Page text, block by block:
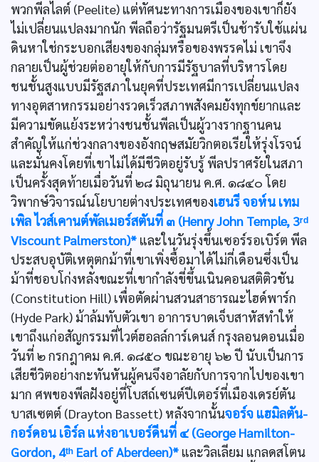
พวกพีลไลต์ (Peelite) แต่ทัศนะทางการเมืองของเขาก็ยัง
ไม่เปลี่ยนแปลงมากนัก พีลถือว่ารัฐมนตรีเป็นช้ารับใช้แผ่น
ดินหาใช่กระบอกเสียงของกลุ่มหรือของพรรคไม่ เขาจึง
กลายเป็นผู้ช่วยต่ออายุให้กับการมีรัฐบาลที่บริหารโดย
ชนชั้นสูงแบบมีรัฐสภาในยุคที่ประเทศมีการเปลี่ยนแปลง
ทางอุตสาหกรรมอย่างรวดเร็วสภาพสังคมยังทุกข์ยากและ
มีความขัดแย้งระหว่างชนชั้นพีลเป็นผู้วางรากฐานคน
สำคัญให้แก่ช่วงกลางของอังกฤษสมัยวิกตอเรียให้รุ่งโรจน์
และมั่นคงโดยที่เขาไม่ได้มีชีวิตอยู่รับรู้ พีลปราศรัยในสภา
เป็นครั้งสุดท้ายเมื่อวันที่ ๒๘ มิถุนายน ค.ศ. ๑๘๔๐ โดย
วิพากษ์วิจารณ์นโยบายต่างประเทศของเฮนรี จอห์น เทม
เพิล ไวส์เคานต์พัลเมอร์สตันที่ ๓ (Henry John Temple, 3ʳᵈ
Viscount Palmerston)* และในวันรุ่งขึ้นเซอร์รอเบิร์ต พีล
ประสบอุบัติเหตุตกม้าที่เขาเพิ่งซื้อมาได้ไม่กี่เดือนซึ่งเป็น
ม้าที่ชอบโก่งหลังขณะที่เขากำลังขี่ขึ้นเนินคอนสติติวชัน
(Constitution Hill) เพื่อตัดผ่านสวนสาธารณะไฮด์พาร์ก
(Hyde Park) ม้าล้มทับตัวเขา อาการบาดเจ็บสาหัสทำให้
เขาถึงแก่อสัญกรรมที่ไวต์ฮอลล์การ์เดนส์ กรุงลอนดอนเมื่อ
วันที่ ๒ กรกฎาคม ค.ศ. ๑๘๕๐ ขณะอายุ ๖๒ ปี นับเป็นการ
เสียชีวิตอย่างกะทันหันผู้คนจึงอาลัยกับการจากไปของเขา
มาก ศพของพีลฝังอยู่ที่โบสถ์เซนต์ปีเตอร์ที่เมืองเดรย์ตัน
บาสเซตต์ (Drayton Bassett) หลังจากนั้นจอร์จ แฮมิลตัน-
กอร์ดอน เอิร์ล แห่งอาเบอร์ดีนที่ ๔ (George Hamilton-
Gordon, 4ᵗʰ Earl of Aberdeen)* และวิลเลียม แกลดสโตน